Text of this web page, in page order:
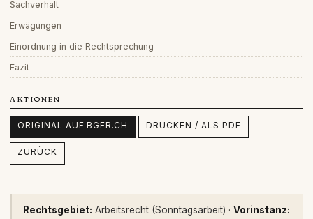
Sachverhalt
Erwägungen
Einordnung in die Rechtsprechung
Fazit
AKTIONEN
ORIGINAL AUF BGER.CH DRUCKEN / ALS PDF
ZURÜCK
Rechtsgebiet: Arbeitsrecht (Sonntagsarbeit) · Vorinstanz: